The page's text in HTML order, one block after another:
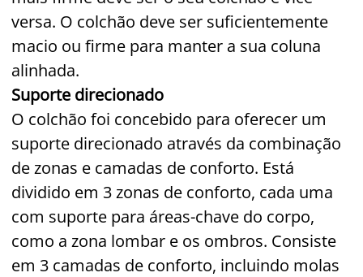
versa. O colchão deve ser suficientemente
macio ou firme para manter a sua coluna
alinhada.
Suporte direcionado
O colchão foi concebido para oferecer um
suporte direcionado através da combinação
de zonas e camadas de conforto. Está
dividido em 3 zonas de conforto, cada uma
com suporte para áreas-chave do corpo,
como a zona lombar e os ombros. Consiste
em 3 camadas de conforto, incluindo molas